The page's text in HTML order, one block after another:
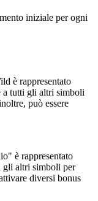
iniziale per ogni
è rappresentato
a tutti gli altri simboli
può essere
è rappresentato
gli altri simboli per
diversi bonus